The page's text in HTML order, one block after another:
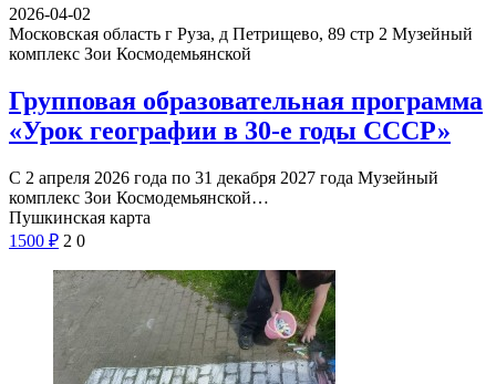
2026-04-02
Московская область г Руза, д Петрищево, 89 стр 2 Музейный
комплекс Зои Космодемьянской
Групповая образовательная программа
«Урок географии в 30-е годы СССР»
С 2 апреля 2026 года по 31 декабря 2027 года Музейный
комплекс Зои Космодемьянской…
Пушкинская карта
1500 ₽ 2 0